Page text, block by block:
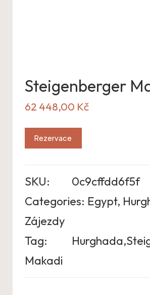
Steigenberger
62 448,00 Kč
Rezervace
SKU:
0c9cffdd6f5f
Categories: Egypt,
Zájezdy
Tag:
Makadi